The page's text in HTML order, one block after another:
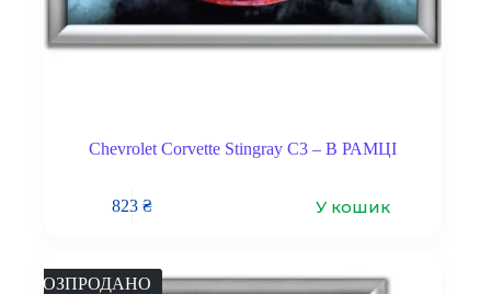
Chevrolet Corvette Stingray C3 – В РАМЦІ
823₴ У кошик
РОЗПРОДАНО